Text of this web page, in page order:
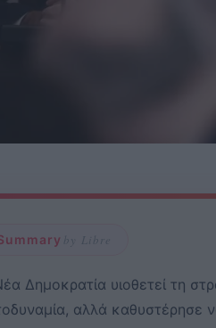
by Libre
Δημοκρατία υιοθετεί τη
αλλά καθυστέρησε